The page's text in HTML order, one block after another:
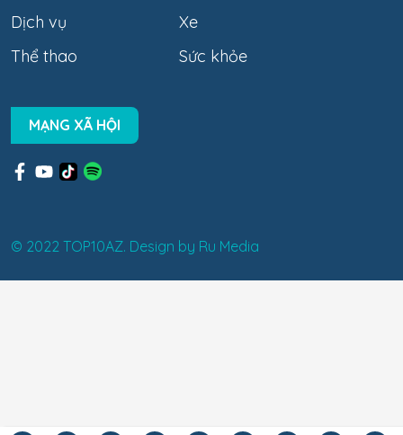
Dịch vụ
Xe
Thể thao
Sức khỏe
MẠNG XÃ HỘI
© 2022 TOP10AZ. Design by Ru Media